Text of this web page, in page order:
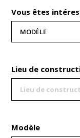
Vous êtes
Lieu de
Modèle